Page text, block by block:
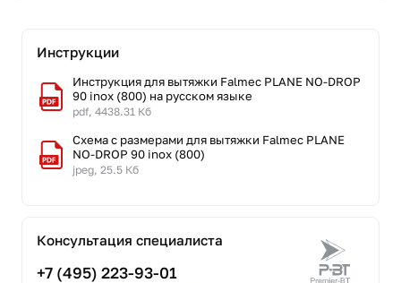
Инструкции
Инструкция для вытяжки Falmec PLANE NO-DROP
90 inox (800) на русском языке
pdf, 4438.31 Кб
Схема с размерами для вытяжки Falmec PLANE
NO-DROP 90 inox (800)
jpeg, 25.5 Кб
Консультация специалиста
+7 (495) 223-93-01